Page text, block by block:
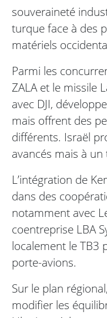
souveraineté
turque face à des
matériels
Parmi les
ZALA et le missile
avec DJI,
mais offrent des
différents. Israël
avancés mais à
L’intégration de
dans des
notamment avec
coentreprise LBA
localement le TB3
porte-avions.
Sur le plan
modifier les